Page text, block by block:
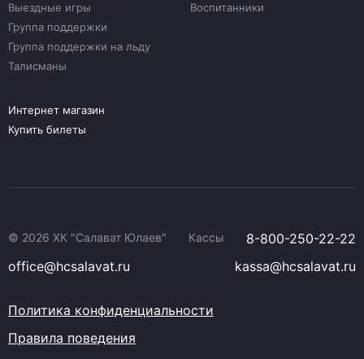
Выездные игры
Группа поддержки
Группа поддержки на льду
Талисманы
Воспитанники
Интернет магазин
Купить билеты
© 2026 ХК "Салават Юлаев" Кассы
8-800-250-22-22
office@hcsalavat.ru
kassa@hcsalavat.ru
Политика конфиденциальности
Правила поведения